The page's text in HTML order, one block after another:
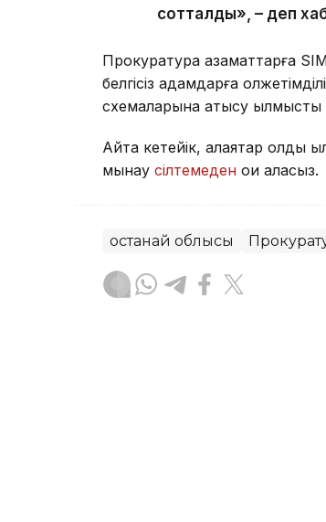
сотталды», – деп
Прокуратура азаматтарға
белгісіз адамдарға
схемаларына қатысу қылмыстық
Айта кетейік, алаяқтар қолды
мынау сілтемеден оқи аласыз.
Қостанай облысы